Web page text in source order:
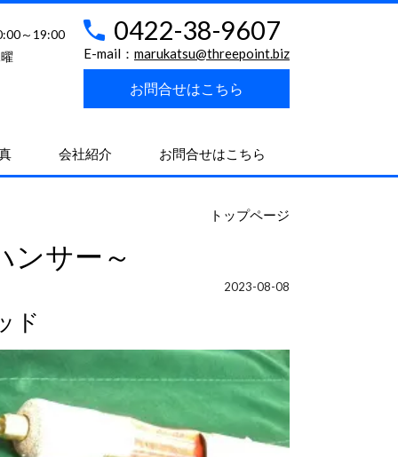
～19:00
0422-38-9607
E-mail： marukatsu@threepoint.biz
お問合せはこちら
会社紹介 お問合せはこちら
トップページ
ンサー～
2023-08-08
ド